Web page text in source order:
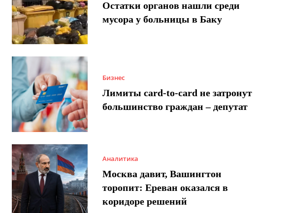
Остатки органов нашли среди
мусора у больницы в Баку
Бизнес
Лимиты card-to-card не затронут
большинство граждан – депутат
Аналитика
Москва давит, Вашингтон
торопит: Ереван оказался в
коридоре решений